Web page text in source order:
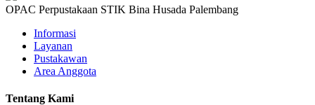
OPAC Perpustakaan STIK Bina Husada Palembang
Informasi
Layanan
Pustakawan
Area Anggota
Tentang Kami